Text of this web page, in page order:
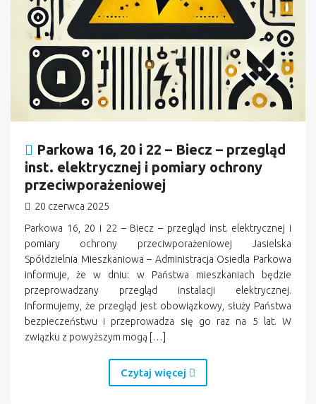
Parkowa 16, 20 i 22 – Biecz – przegląd
inst. elektrycznej i pomiary ochrony
przeciwporażeniowej
20 czerwca 2025
Parkowa 16, 20 i 22 – Biecz – przegląd inst. elektrycznej i
pomiary ochrony przeciwporażeniowej Jasielska
Spółdzielnia Mieszkaniowa – Administracja Osiedla Parkowa
informuje, że w dniu: w Państwa mieszkaniach będzie
przeprowadzany przegląd instalacji elektrycznej.
Informujemy, że przegląd jest obowiązkowy, służy Państwa
bezpieczeństwu i przeprowadza się go raz na 5 lat. W
związku z powyższym mogą […]
Czytaj więcej